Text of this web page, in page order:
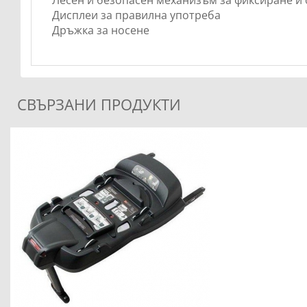
Дисплеи за правилна употреба
Дръжка за носене
СВЪРЗАНИ ПРОДУКТИ